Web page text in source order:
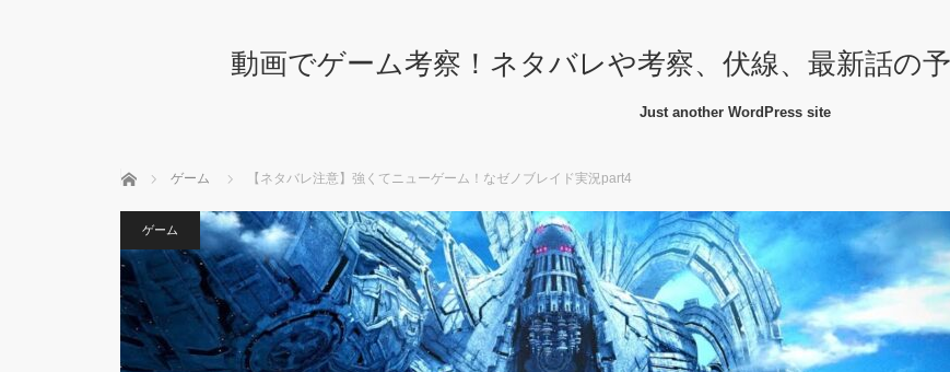
動画でゲーム考察！ネタバレや考察、伏線、最新話の
Just another WordPress site
ホーム ゲーム 【ネタバレ注意】強くてニューゲーム！なゼノブレイド実況part4
ゲーム